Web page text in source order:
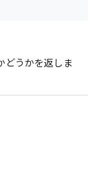
どうかを返しま